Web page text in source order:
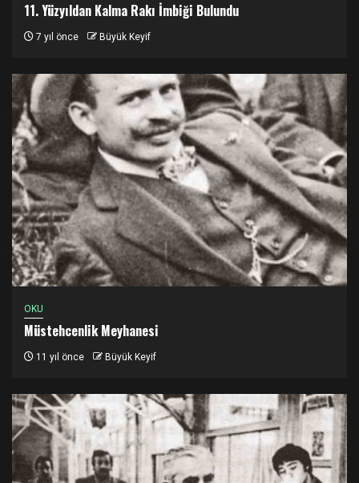
11. Yüzyıldan Kalma Rakı İmbiği Bulundu
7 yıl önce Büyük Keyif
OKU
Müstehcenlik Meyhanesi
11 yıl önce Büyük Keyif